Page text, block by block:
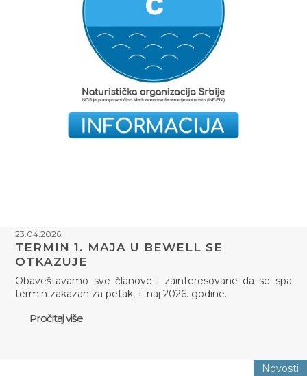
23.04.2026.
TERMIN 1. MAJA U BEWELL SE
OTKAZUJE
Obaveštavamo sve članove i zainteresovane da se spa
termin zakazan za petak, 1. naj 2026. godine…
Pročitaj više
Novosti